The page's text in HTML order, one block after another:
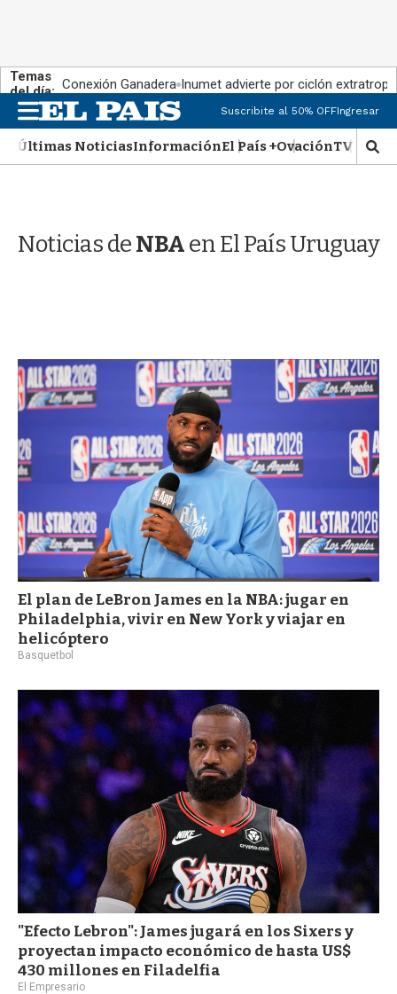
Temas
del día: Conexión Ganadera Inumet advierte por ciclón
M
e
n
u
Suscribite al 50% OFFIngresar
Últimas NoticiasInformaciónEl País +OvaciónTV Show
M
o
a
r
e
d
a
Noticias deNBAen El País Uruguay
El plan de LeBron James en la NBA: jugar en
Philadelphia, vivir en New York y viajar en
helicóptero
Basquetbol
"Efecto Lebron": James jugará en los Sixers y
proyectan impacto económico de hasta US$
430 millones en Filadelfia
El Empresario